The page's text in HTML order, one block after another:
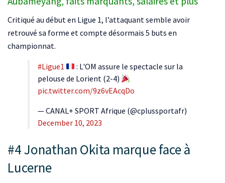
Critiqué au début en Ligue 1, l’attaquant semble avoir
retrouvé sa forme et compte désormais 5 buts en
championnat.
#Ligue1
: L'OM assure le spectacle sur la
pelouse de Lorient (2-4)
pic.twitter.com/9z6vEAcqDo
— CANAL+ SPORT Afrique (@cplussportafr)
December 10, 2023
#4 Jonathan Okita marque face à
Lucerne